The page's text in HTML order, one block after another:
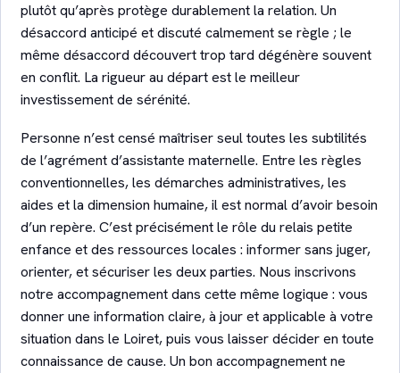
plutôt qu’après protège durablement la relation. Un
désaccord anticipé et discuté calmement se règle ; le
même désaccord découvert trop tard dégénère souvent
en conflit. La rigueur au départ est le meilleur
investissement de sérénité.
Personne n’est censé maîtriser seul toutes les subtilités
de l’agrément d’assistante maternelle. Entre les règles
conventionnelles, les démarches administratives, les
aides et la dimension humaine, il est normal d’avoir besoin
d’un repère. C’est précisément le rôle du relais petite
enfance et des ressources locales : informer sans juger,
orienter, et sécuriser les deux parties. Nous inscrivons
notre accompagnement dans cette même logique : vous
donner une information claire, à jour et applicable à votre
situation dans le Loiret, puis vous laisser décider en toute
connaissance de cause. Un bon accompagnement ne